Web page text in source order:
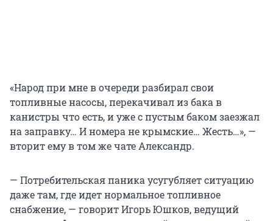
«Народ при мне в очереди разбирал свои
топливные насосы, перекачивал из бака в
канистры что есть, и уже с пустым баком заезжал
на заправку… И номера не крымские… Жесть…», —
вторит ему в том же чате Александр.
— Потребительская паника усугубляет ситуацию
даже там, где идет нормальное топливное
снабжение, — говорит Игорь Юшков, ведущий